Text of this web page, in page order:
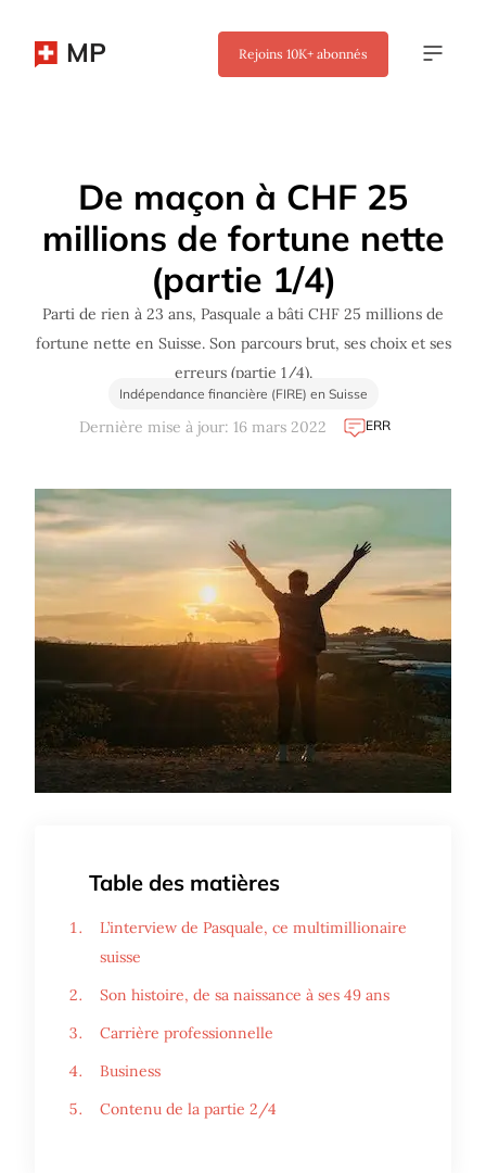
MP Rejoins 10K+ abonnés
De maçon à CHF 25
millions de fortune nette
(partie 1/4)
Parti de rien à 23 ans, Pasquale a bâti CHF 25 millions de
fortune nette en Suisse. Son parcours brut, ses choix et ses
erreurs (partie 1/4).
Indépendance financière (FIRE) en Suisse
Dernière mise à jour: 16 mars 2022 ERR
Table des matières
L’interview de Pasquale, ce multimillionaire
suisse
Son histoire, de sa naissance à ses 49 ans
Carrière professionnelle
Business
Contenu de la partie 2/4